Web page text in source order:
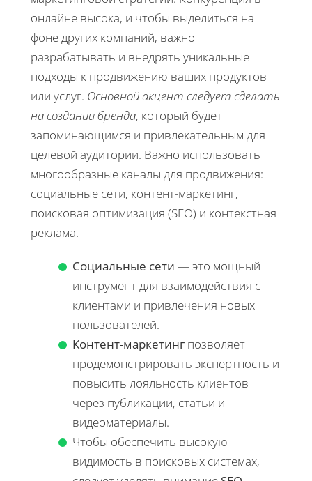
онлайне высока, и чтобы выделиться на
фоне других компаний, важно
разрабатывать и внедрять уникальные
подходы к продвижению ваших продуктов
или услуг. Основной акцент следует сделать
на создании бренда, который будет
запоминающимся и привлекательным для
целевой аудитории. Важно использовать
многообразные каналы для продвижения:
социальные сети, контент-маркетинг,
поисковая оптимизация (SEO) и контекстная
реклама.
Социальные сети — это мощный
инструмент для взаимодействия с
клиентами и привлечения новых
пользователей.
Контент-маркетинг позволяет
продемонстрировать экспертность и
повысить лояльность клиентов
через публикации, статьи и
видеоматериалы.
Чтобы обеспечить высокую
видимость в поисковых системах,